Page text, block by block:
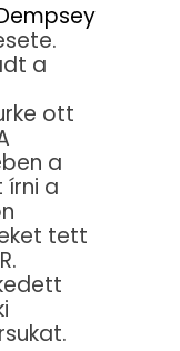
a
ott
a
írni a
tett